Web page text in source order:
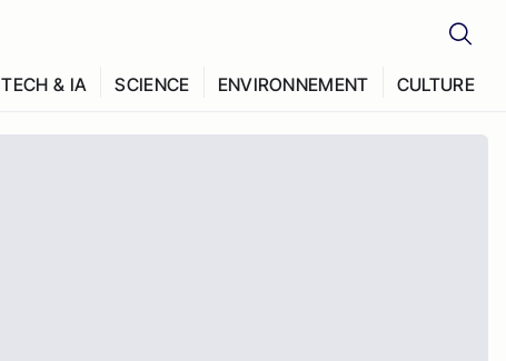
TECH & IA SCIENCE ENVIRONNEMENT CULTURE